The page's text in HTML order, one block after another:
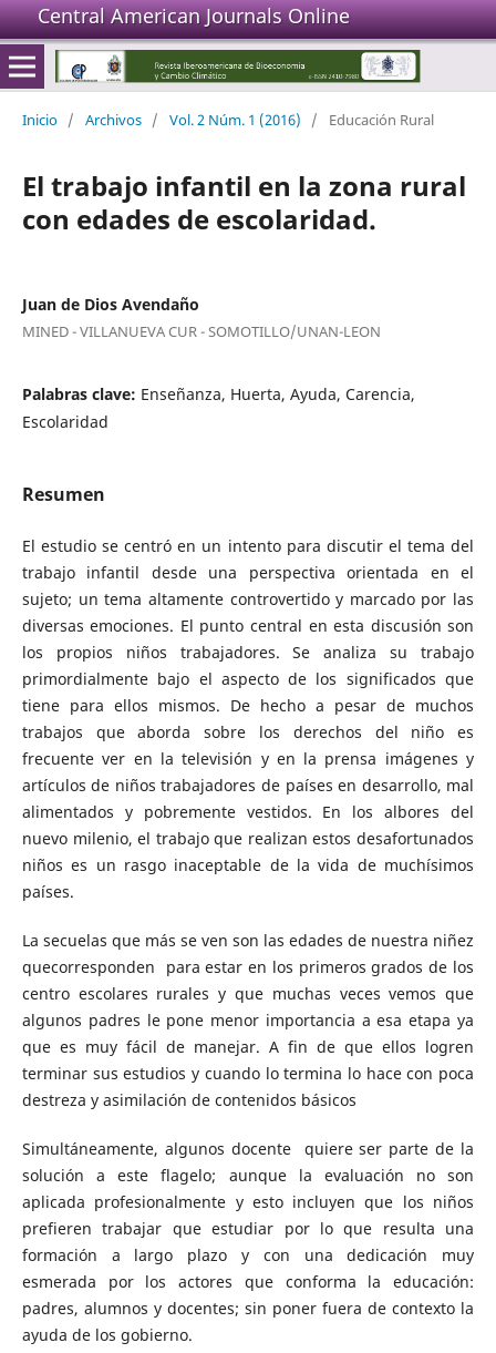
Central American Journals Online
Inicio / Archivos / Vol. 2 Núm. 1 (2016) / Educación Rural
El trabajo infantil en la zona rural
con edades de escolaridad.
Juan de Dios Avendaño
MINED - VILLANUEVA CUR - SOMOTILLO/UNAN-LEON
Palabras clave: Enseñanza, Huerta, Ayuda, Carencia,
Escolaridad
Resumen
El estudio se centró en un intento para discutir el tema del
trabajo infantil desde una perspectiva orientada en el
sujeto; un tema altamente controvertido y marcado por las
diversas emociones. El punto central en esta discusión son
los propios niños trabajadores. Se analiza su trabajo
primordialmente bajo el aspecto de los significados que
tiene para ellos mismos. De hecho a pesar de muchos
trabajos que aborda sobre los derechos del niño es
frecuente ver en la televisión y en la prensa imágenes y
artículos de niños trabajadores de países en desarrollo, mal
alimentados y pobremente vestidos. En los albores del
nuevo milenio, el trabajo que realizan estos desafortunados
niños es un rasgo inaceptable de la vida de muchísimos
países.
La secuelas que más se ven son las edades de nuestra niñez
quecorresponden para estar en los primeros grados de los
centro escolares rurales y que muchas veces vemos que
algunos padres le pone menor importancia a esa etapa ya
que es muy fácil de manejar. A fin de que ellos logren
terminar sus estudios y cuando lo termina lo hace con poca
destreza y asimilación de contenidos básicos
Simultáneamente, algunos docente quiere ser parte de la
solución a este flagelo; aunque la evaluación no son
aplicada profesionalmente y esto incluyen que los niños
prefieren trabajar que estudiar por lo que resulta una
formación a largo plazo y con una dedicación muy
esmerada por los actores que conforma la educación:
padres, alumnos y docentes; sin poner fuera de contexto la
ayuda de los gobierno.